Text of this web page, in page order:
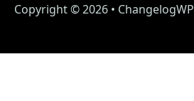
Copyright © 2026 • ChangelogWP